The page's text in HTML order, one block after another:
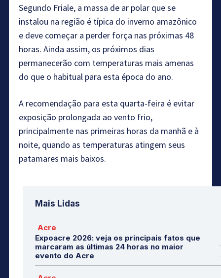
Segundo Friale, a massa de ar polar que se
instalou na região é típica do inverno amazônico
e deve começar a perder força nas próximas 48
horas. Ainda assim, os próximos dias
permanecerão com temperaturas mais amenas
do que o habitual para esta época do ano.
A recomendação para esta quarta-feira é evitar
exposição prolongada ao vento frio,
principalmente nas primeiras horas da manhã e à
noite, quando as temperaturas atingem seus
patamares mais baixos.
Mais Lidas
Acre
Expoacre 2026: veja os principais fatos que
marcaram as últimas 24 horas no maior
evento do Acre